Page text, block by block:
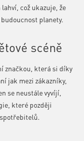
což ukazuje, že
planety.
scéně
značkou, která si díky
jak mezi zákazníky,
se neustále vyvíjí,
které později